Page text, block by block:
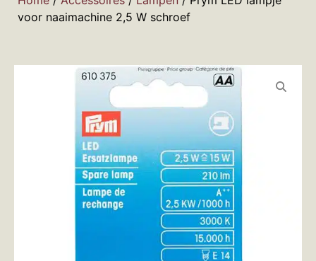
voor naaimachine 2,5 W schroef